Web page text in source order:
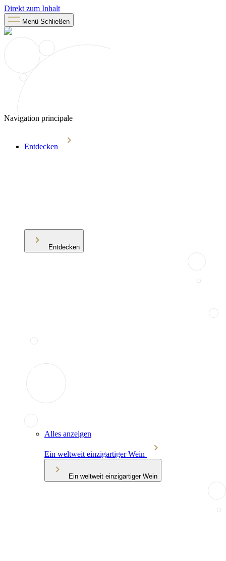
Direkt zum Inhalt
Menü Schließen
Navigation principale
Entdecken
Entdecken
Alles anzeigen
Ein weltweit einzigartiger Wein
Ein weltweit einzigartiger Wein